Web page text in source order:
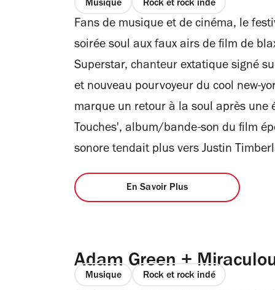
Musique Rock et rock indé
Fans de musique et de cinéma, le
soirée soul aux faux airs de film de
Superstar, chanteur extatique signé
et nouveau pourvoyeur du cool new-
marque un retour à la soul après
Touches', album/bande-son du film
sonore tendait plus vers Justin
En Savoir Plus
Adam Green +
Musique Rock et rock indé